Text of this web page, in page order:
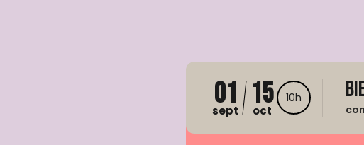
01
sept 15
oct
10h